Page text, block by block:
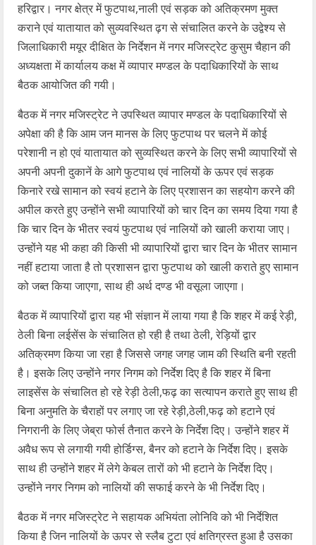
हरिद्वार। नगर क्षेत्र में फुटपाथ,नाली एवं सड़क को अतिक्रमण मुक्त
कराने एवं यातायात को सुव्यवस्थित ढ़ग से संचालित करने के उद्वेश्य से
जिलाधिकारी मयूर दीक्षित के निर्देशन में नगर मजिस्ट्रेट कुसुम चैहान की
अध्यक्षता में कार्यालय कक्ष में व्यापार मण्डल के पदाधिकारियों के साथ
बैठक आयोजित की गयी।
बैठक में नगर मजिस्ट्रेट ने उपस्थित व्यापार मण्डल के पदाधिकारियों से
अपेक्षा की है कि आम जन मानस के लिए फुटपाथ पर चलने में कोई
परेशानी न हो एवं यातायात को सुव्यस्थित करने के लिए सभी व्यापारियों से
अपनी अपनी दुकानें के आगे फुटपाथ एवं नालियों के ऊपर एवं सड़क
किनारे रखे सामान को स्वयं हटाने के लिए प्रशासन का सहयोग करने की
अपील करते हुए उन्होंने सभी व्यापारियों को चार दिन का समय दिया गया है
कि चार दिन के भीतर स्वयं फुटपाथ एवं नालियों को खाली कराया जाए।
उन्होंने यह भी कहा की किसी भी व्यापारियों द्वारा चार दिन के भीतर सामान
नहीं हटाया जाता है तो प्रशासन द्वारा फुटपाथ को खाली कराते हुए सामान
को जब्त किया जाएगा, साथ ही अर्थ दण्ड भी वसूला जाएगा।
बैठक में व्यापारियों द्वारा यह भी संज्ञान में लाया गया है कि शहर में कई रेड़ी,
ठेली बिना लईसेंस के संचालित हो रही है तथा ठेली, रेड़ियों द्वार
अतिक्रमण किया जा रहा है जिससे जगह जगह जाम की स्थिति बनी रहती
है। इसके लिए उन्होंने नगर निगम को निर्देश दिए है कि शहर में बिना
लाइसेंस के संचालित हो रहे रेड़ी ठेली,फढ़ का सत्यापन कराते हुए साथ ही
बिना अनुमति के चैराहों पर लगाए जा रहे रेड़ी,ठेली,फढ़ को हटाने एवं
निगरानी के लिए जेब्रा फोर्स तैनात करने के निर्देश दिए। उन्होंने शहर में
अवैध रूप से लगायी गयी होर्डिग्स, बैनर को हटाने के निर्देश दिए। इसके
साथ ही उन्होंने शहर में लेगे केबल तारों को भी हटाने के निर्देश दिए।
उन्होंने नगर निगम को नालियों की सफाई करने के भी निर्देश दिए।
बैठक में नगर मजिस्ट्रेट ने सहायक अभियंता लोनिवि को भी निर्देशित
किया है जिन नालियों के ऊपर से स्लैब टुटा एवं क्षतिग्रस्त हुआ है उसका